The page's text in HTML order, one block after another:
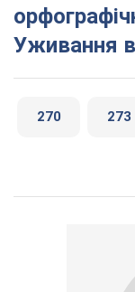
Уживання
270 273